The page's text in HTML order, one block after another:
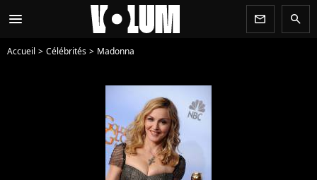
menu newsletter search
Accueil Célébrités Madonna